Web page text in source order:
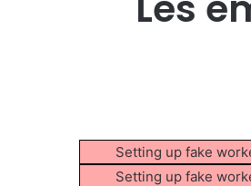
Setting up fake
Setting up fake